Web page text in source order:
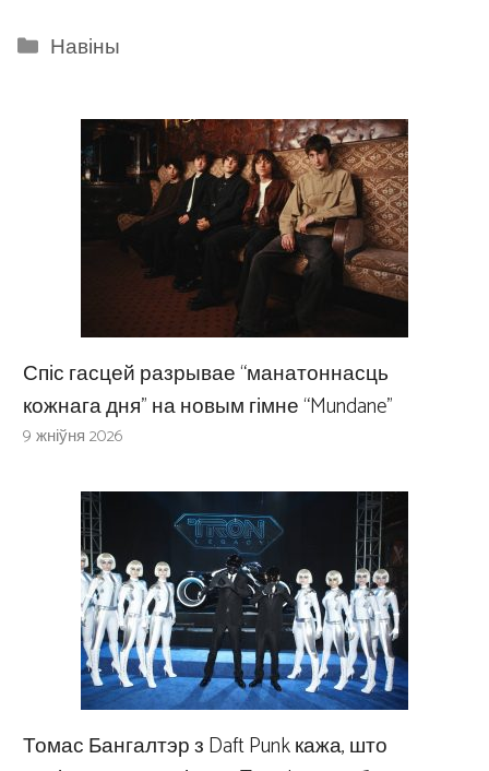
Categories
Навіны
Спіс гасцей разрывае “манатоннасць
кожнага дня” на новым гімне “Mundane”
9 жніўня 2026
Томас Бангалтэр з Daft Punk кажа, што